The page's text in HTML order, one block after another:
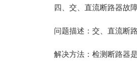
四、交、直流断路器故
问题描述：交、直流断
解决方法：检测断路器